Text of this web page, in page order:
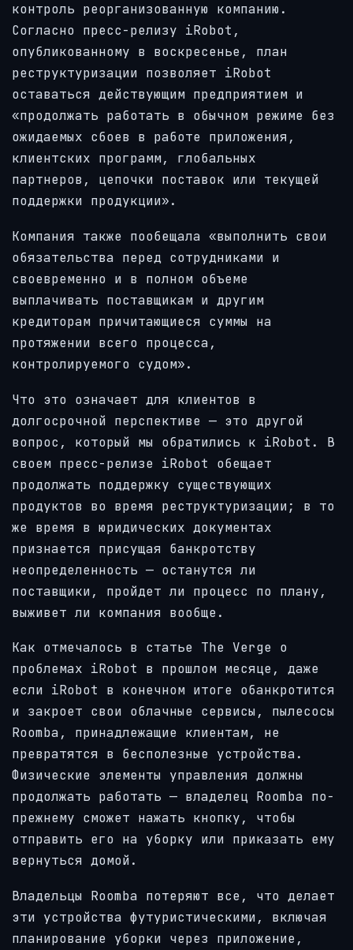
контроль реорганизованную компанию.
Согласно пресс-релизу iRobot,
опубликованному в воскресенье, план
реструктуризации позволяет iRobot
оставаться действующим предприятием и
«продолжать работать в обычном режиме без
ожидаемых сбоев в работе приложения,
клиентских программ, глобальных
партнеров, цепочки поставок или текущей
поддержки продукции».
Компания также пообещала «выполнить свои
обязательства перед сотрудниками и
своевременно и в полном объеме
выплачивать поставщикам и другим
кредиторам причитающиеся суммы на
протяжении всего процесса,
контролируемого судом».
Что это означает для клиентов в
долгосрочной перспективе — это другой
вопрос, который мы обратились к iRobot. В
своем пресс-релизе iRobot обещает
продолжать поддержку существующих
продуктов во время реструктуризации; в то
же время в юридических документах
признается присущая банкротству
неопределенность — останутся ли
поставщики, пройдет ли процесс по плану,
выживет ли компания вообще.
Как отмечалось в статье The Verge о
проблемах iRobot в прошлом месяце, даже
если iRobot в конечном итоге обанкротится
и закроет свои облачные сервисы, пылесосы
Roomba, принадлежащие клиентам, не
превратятся в бесполезные устройства.
Физические элементы управления должны
продолжать работать — владелец Roomba по-
прежнему сможет нажать кнопку, чтобы
отправить его на уборку или приказать ему
вернуться домой.
Владельцы Roomba потеряют все, что делает
эти устройства футуристическими, включая
планирование уборки через приложение,